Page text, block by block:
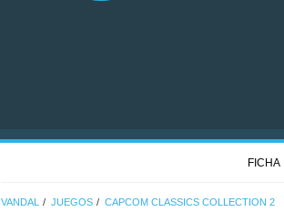
FICHA
VANDAL JUEGOS CAPCOM CLASSICS COLLECTION 2